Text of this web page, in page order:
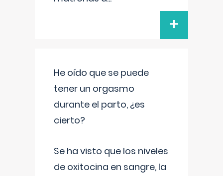
+
He oído que se puede
tener un orgasmo
durante el parto, ¿es
cierto?
Se ha visto que los niveles
de oxitocina en sangre, la